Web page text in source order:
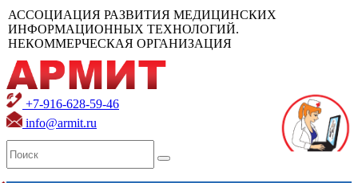
АССОЦИАЦИЯ РАЗВИТИЯ МЕДИЦИНСКИХ
ИНФОРМАЦИОННЫХ ТЕХНОЛОГИЙ.
НЕКОММЕРЧЕСКАЯ ОРГАНИЗАЦИЯ
+7-916-628-59-46
info@armit.ru